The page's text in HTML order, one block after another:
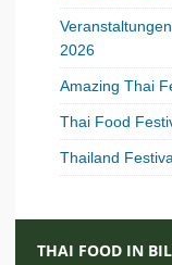
2026
Amazing Thai
Thai Food
Thailand
THAI FOOD IN